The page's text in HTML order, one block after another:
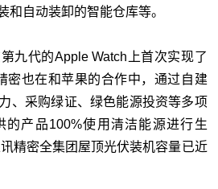
和自动装卸的智能仓库等。
九代的Apple Watch上首次实现了
密也在和苹果的合作中，通过自建
、采购绿证、绿色能源投资等多项
的产品100%使用清洁能源进行生
精密全集团屋顶光伏装机容量已近